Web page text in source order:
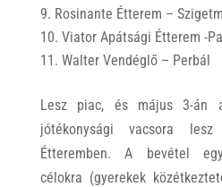
Rosinante Étterem –
Viator Apátsági Étterem -
Walter Vendéglő – Perbál
Lesz piac, és május 3-án
jótékonysági vacsora
Étteremben. A bevétel
célokra (gyerekek